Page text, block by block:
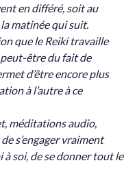
en différé, soit au
matinée qui suit.
que le Reiki travaille
peut-être du fait de
d’être encore plus
à l’autre à ce
méditations audio,
s’engager vraiment
à soi, de se donner tout le